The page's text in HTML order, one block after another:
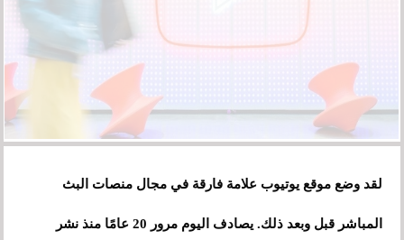
لقد وضع موقع يوتيوب علامة فارقة في مجال منصات البث
المباشر قبل وبعد ذلك. يصادف اليوم مرور 20 عامًا منذ نشر